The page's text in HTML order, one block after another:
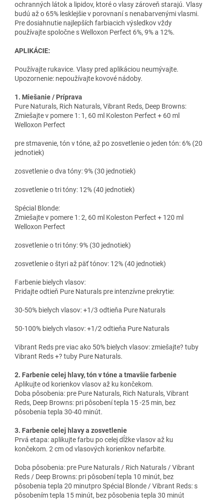
ochranných látok a lipidov, ktoré o vlasy zároveň starajú. Vlasy
budú až o 65% lesklejšie v porovnaní s nenabarvenými vlasmi.
Pre dosiahnutie najlepších farbiacich výsledkov vždy
používajte spoločne s Welloxon Perfect 6%, 9% a 12%.
APLIKÁCIE:
Používajte rukavice. Vlasy pred aplikáciou neumývajte.
Upozornenie: nepoužívajte kovové nádoby.
1. Miešanie / Príprava
Pure Naturals, Rich Naturals, Vibrant Reds, Deep Browns:
Zmiešajte v pomere 1: 1, 60 ml Koleston Perfect + 60 ml
Welloxon Perfect
pre stmavenie, tón v tóne, až po zosvetlenie o jeden tón: 6% (20
jednotiek)
zosvetlenie o dva tóny: 9% (30 jednotiek)
zosvetlenie o tri tóny: 12% (40 jednotiek)
Spécial Blonde:
Zmiešajte v pomere 1: 2, 60 ml Koleston Perfect + 120 ml
Welloxon Perfect
zosvetlenie o tri tóny: 9% (30 jednotiek)
zosvetlenie o štyri až päť tónov: 12% (40 jednotiek)
Farbenie bielych vlasov:
Pridajte odtieň Pure Naturals pre intenzívne prekrytie:
30-50% bielych vlasov: +1/3 odtieňa Pure Naturals
50-100% bielych vlasov: +1/2 odtieňa Pure Naturals
Vibrant Reds pre viac ako 50% bielych vlasov: zmiešajte? tuby
Vibrant Reds +? tuby Pure Naturals.
2. Farbenie celej hlavy, tón v tóne a tmavšie farbenie
Aplikujte od korienkov vlasov až ku končekom.
Doba pôsobenia: pre Pure Naturals, Rich Naturals, Vibrant
Reds, Deep Browns: pri pôsobení tepla 15 -25 min, bez
pôsobenia tepla 30-40 minút.
3. Farbenie celej hlavy a zosvetlenie
Prvá etapa: aplikujte farbu po celej dĺžke vlasov až ku
končekom. 2 cm od vlasových korienkov nefarbite.
Doba pôsobenia: pre Pure Naturals / Rich Naturals / Vibrant
Reds / Deep Browns: pri pôsobení tepla 10 minút, bez
pôsobenia tepla 20 minutpro Spécial Blonde / Vibrant Reds: s
pôsobením tepla 15 minút, bez pôsobenia tepla 30 minút